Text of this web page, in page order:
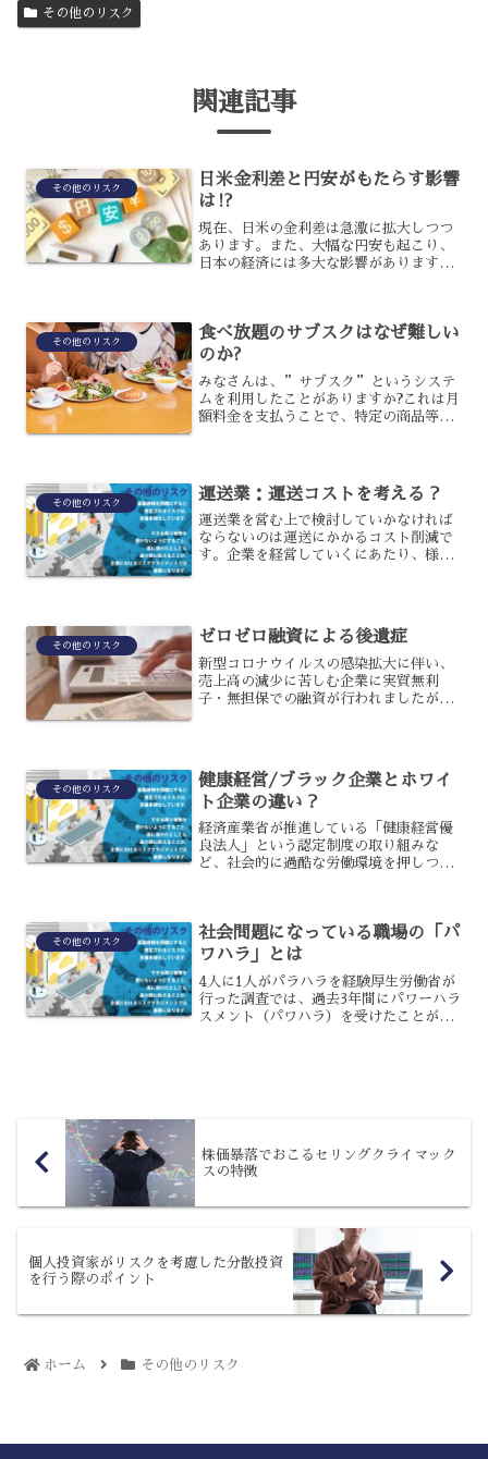
その他のリスク
関連記事
その他のリスク
日米金利差と円安がもたらす影響
は⁉︎
現在、日米の金利差は急激に拡大しつつ
あります。また、大幅な円安も起こり、
日本の経済には多大な影響があります。
でしょうか？日米の金利差...
その他のリスク
食べ放題のサブスクはなぜ難しい
のか?
みなさんは、”サブスク”というシステ
ムを利用したことがありますか?これは月
額料金を支払うことで、特定の商品等を
のでしょうか?今回は、...
その他のリスク 運送業：運送コストを考える？
運送業を営む上で検討していかなければ
ならないのは運送にかかるコスト削減で
す。企業を経営していくにあたり、様々
圧迫し、国内供給が減るこ...
その他のリスク ゼロゼロ融資による後遺症
新型コロナウイルスの感染拡大に伴い、
売上高の減少に苦しむ企業に実質無利
子・無担保での融資が行われましたが、
ために銀行側は対策が必要と...
その他のリスク
健康経営/ブラック企業とホワイ
ト企業の違い？
経済産業省が推進している「健康経営優
良法人」という認定制度の取り組みな
ど、社会的に過酷な労働環境を押しつけ
はどのような違いがあるの...
その他のリスク
社会問題になっている職場の「パ
ワハラ」とは
4人に1人がパラハラを経験厚生労働省が
行った調査では、過去3年間にパワーハラ
スメント（パワハラ）を受けたことがあ
株価暴落でおこるセリングクライマック
スの特徴
個人投資家がリスクを考慮した分散投資
を行う際のポイント
ホーム その他のリスク